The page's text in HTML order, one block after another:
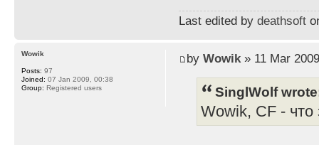
Last edited by deathsoft
by Wowik» 11 Mar
SinglWolf
Wowik, CF - что
Wowik
Posts: 97
Joined: 07 Jan 2009, 00:38
Group: Registered users